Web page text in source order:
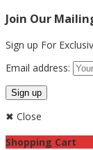
Join Our
Sign up For
Email address:
✖ Close
Shopping Cart